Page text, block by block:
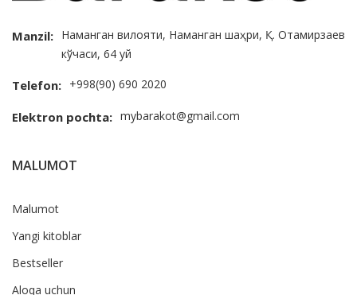
Manzil: Наманган вилояти, Наманган шаҳри, Қ. Отамирзаев
кўчаси, 64 уй
Telefon: +998(90) 690 2020
Elektron pochta: mybarakot@gmail.com
MALUMOT
Malumot
Yangi kitoblar
Bestseller
Aloqa uchun